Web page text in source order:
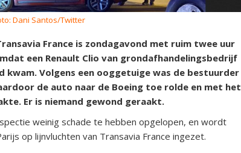
Dani Santos/Twitter
France is zondagavond met ruim twee uur
een Renault Clio van grondafhandelingsbedrijf
Volgens een ooggetuige was de bestuurder
de auto naar de Boeing toe rolde en met het
Er is niemand gewond geraakt.
weinig schade te hebben opgelopen, en wordt
op lijnvluchten van Transavia France ingezet.